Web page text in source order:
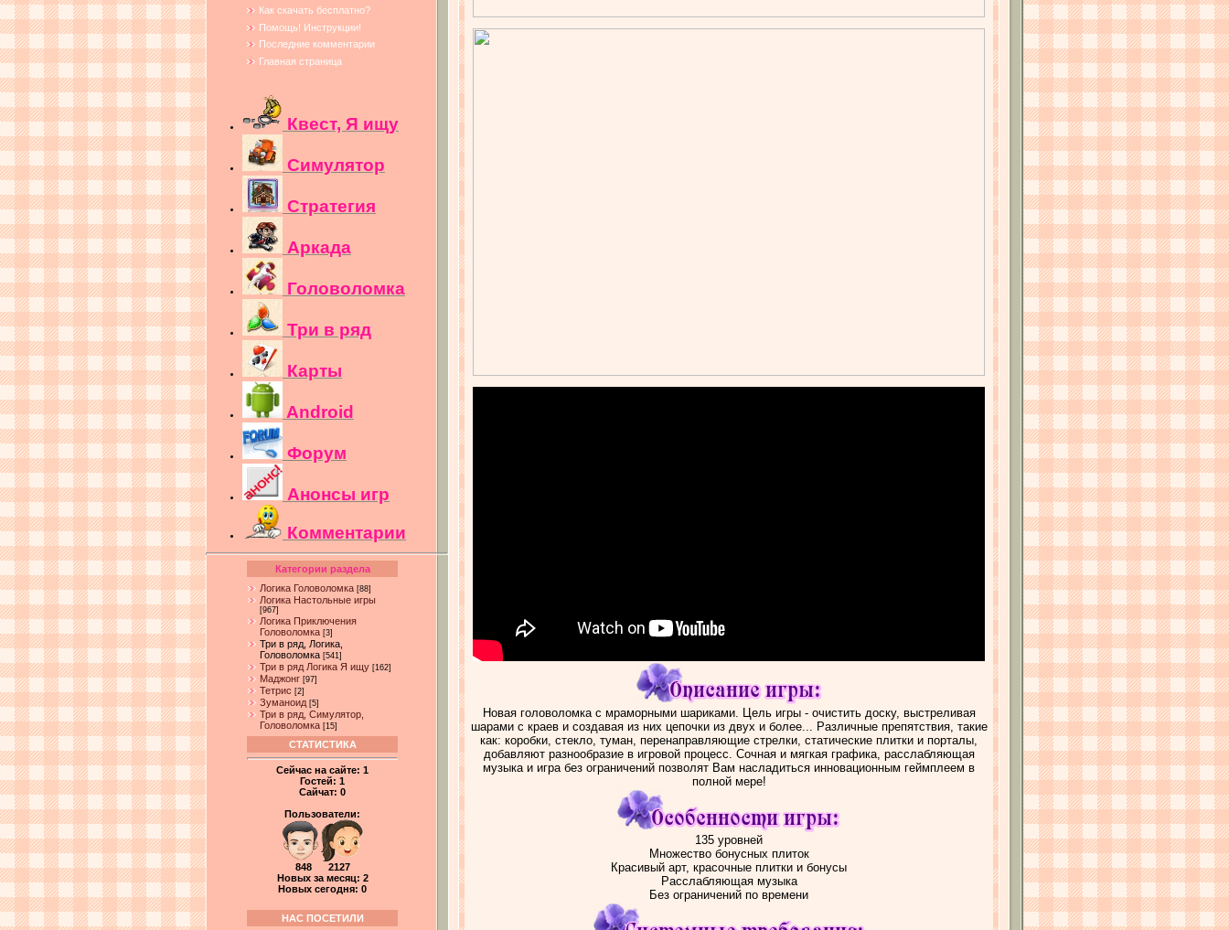
Как скачать бесплатно?
Помощь! Инструкции!
Последние комментарии
Главная страница
Квест, Я ищу
Симулятор
Стратегия
Аркада
Головоломка
Три в ряд
Карты
Android
Форум
Анонсы игр
Комментарии
Категории раздела
Логика Головоломка [88]
Логика Настольные игры
[967]
Логика Приключения
Головоломка [3]
Три в ряд, Логика,
Головоломка [541]
Три в ряд Логика Я ищу [162]
Маджонг [97]
Тетрис [2]
Зуманоид [5]
Три в ряд, Симулятор,
Головоломка [15]
СТАТИСТИКА
Сейчас на сайте: 1
Гостей: 1
Сайчат: 0
Пользователи:
848 2127
Новых за месяц: 2
Новых сегодня: 0
НАС ПОСЕТИЛИ
Новая головоломка с мраморными шариками. Цель игры - очистить доску, выстреливая
шарами с краев и создавая из них цепочки из двух и более... Различные препятствия, такие
как: коробки, стекло, туман, перенаправляющие стрелки, статические плитки и порталы,
добавляют разнообразие в игровой процесс. Сочная и мягкая графика, расслабляющая
музыка и игра без ограничений позволят Вам насладиться инновационным геймплеем в
полной мере!
135 уровней
Множество бонусных плиток
Красивый арт, красочные плитки и бонусы
Расслабляющая музыка
Без ограничений по времени